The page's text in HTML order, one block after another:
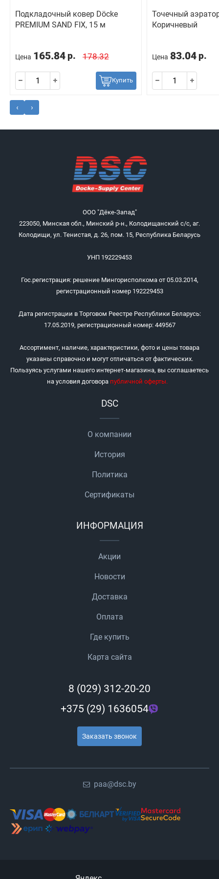
Подкладочный ковер Dӧcke
PREMIUM SAND FIX, 15 м
Цена 165.84 р. 178.32
Купить
Точечный
Коричневый
Цена 83.04 р.
‹ ›
ООО "Дёке-Запад"
223050, Минская обл., Минский р-н., Колодищанский с/с, аг.
Колодищи, ул. Тенистая, д. 26, пом. 15, Республика Беларусь
УНП 192229453
Гос.регистрация: решение Мингорисполкома от 05.03.2014,
регистрационный номер 192229453
Дата регистрации в Торговом Реестре Республики Беларусь:
17.05.2019, регистрационный номер: 449567
Ассортимент, наличие, характеристики, фото и цены товара
указаны справочно и могут отличаться от фактических.
Пользуясь услугами нашего интернет-магазина, вы соглашаетесь
на условия договора публичной оферты.
DSC
О компании
История
Политика
Сертификаты
ИНФОРМАЦИЯ
Акции
Новости
Доставка
Оплата
Где купить
Карта сайта
8 (029) 312-20-20
+375 (29) 1636054
Заказать звонок
paa@dsc.by